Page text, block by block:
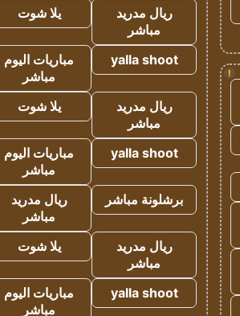
!
ريال مدريد
مباشر
يلا شوت
yalla shoot
مباريات اليوم
مباشر
ريال مدريد
مباشر
يلا شوت
yalla shoot
مباريات اليوم
مباشر
برشلونة مباشر
ريال مدريد
مباشر
ريال مدريد
مباشر
يلا شوت
yalla shoot
مباريات اليوم
مباشر